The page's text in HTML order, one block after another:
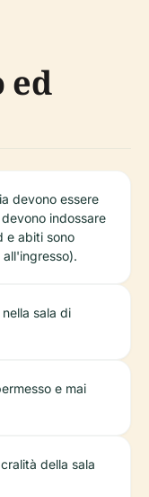
ed
devono essere
indossare
e abiti sono
sala di
e mai
della sala